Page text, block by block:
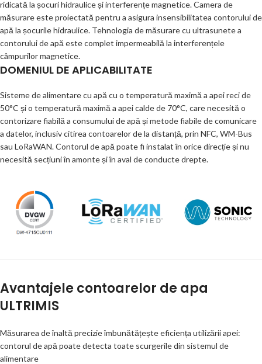
ridicată la șocuri hidraulice și interferențe magnetice. Camera de
măsurare este proiectată pentru a asigura insensibilitatea contorului de
apă la șocurile hidraulice. Tehnologia de măsurare cu ultrasunete a
contorului de apă este complet impermeabilă la interferențele
câmpurilor magnetice.
DOMENIUL DE APLICABILITATE
Sisteme de alimentare cu apă cu o temperatură maximă a apei reci de
50°C și o temperatură maximă a apei calde de 70°C, care necesită o
contorizare fiabilă a consumului de apă și metode fiabile de comunicare
a datelor, inclusiv citirea contoarelor de la distanță, prin NFC, WM-Bus
sau LoRaWAN. Contorul de apă poate fi instalat în orice direcție și nu
necesită secțiuni în amonte și în aval de conducte drepte.
Avantajele contoarelor de apa
ULTRIMIS
Măsurarea de înaltă precizie îmbunătățește eficiența utilizării apei:
contorul de apă poate detecta toate scurgerile din sistemul de
alimentare